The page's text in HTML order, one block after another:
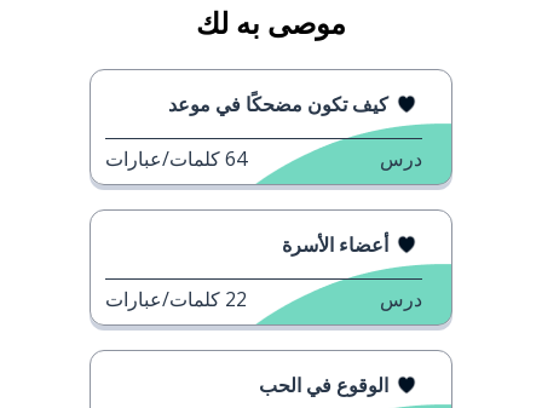
موصى به لك
كيف تكون مضحكًا في موعد
درس 64كلمات/عبارات
أعضاء الأسرة
درس 22 كلمات/عبارات
الوقوع في الحب